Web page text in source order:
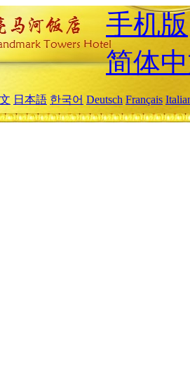
手机版
简体
日本語 한국어 Deutsch Français